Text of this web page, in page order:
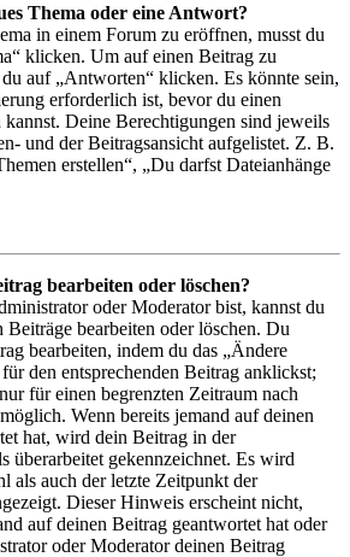
Thema oder eine Antwort?
in einem Forum zu eröffnen, musst du
klicken. Um auf einen Beitrag zu
auf „Antworten“ klicken. Es könnte sein,
erforderlich ist, bevor du einen
kannst. Deine Berechtigungen sind jeweils
und der Beitragsansicht aufgelistet. Z. B.
erstellen“, „Du darfst Dateianhänge
bearbeiten oder löschen?
oder Moderator bist, kannst du
Beiträge bearbeiten oder löschen. Du
bearbeiten, indem du das „Ändere
den entsprechenden Beitrag anklickst;
für einen begrenzten Zeitraum nach
Wenn bereits jemand auf deinen
hat, wird dein Beitrag in der
überarbeitet gekennzeichnet. Es wird
als auch der letzte Zeitpunkt der
Dieser Hinweis erscheint nicht,
auf deinen Beitrag geantwortet hat oder
oder Moderator deinen Beitrag